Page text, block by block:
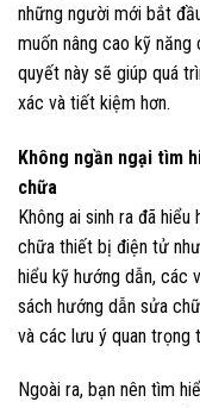
những người mới bắt
muốn nâng cao kỹ
quyết này sẽ giúp quá
xác và tiết kiệm hơn.
Không ngần ngại tìm
chữa
Không ai sinh ra đã
chữa thiết bị điện tử
hiểu kỹ hướng dẫn, các
sách hướng dẫn sửa
và các lưu ý quan trọng
Ngoài ra, bạn nên tìm